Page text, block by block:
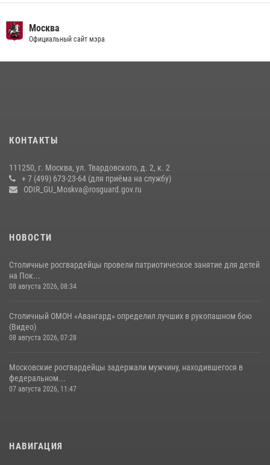
чемпионат по самбо (виео)
15 июля 2026, 14:00 8
матче в Москве обеспечила Росгвардия (видео)
Росгвардецы проверили места массового пребывания молодежи в
Москва
Официальный сайт мэра
КОНТАКТЫ
111250, г. Москва, ул. Твардовского, д. 2, к. 2
+ 7 (499) 673-23-64 (для приёма на службу)
ODIR_GU_Moskva@rosguard.gov.ru
НОВОСТИ
Столичные росгвардейцы провели патриотическое занятие для детей
на Пок...
08 августа 2026, 08:34
Столичный ОМОН «Авангард» определил лучших в рукопашном бою
(Видео)
08 августа 2026, 07:28
Московские росгвардейцы задержали мужчину, находившегося в
федеральном...
07 августа 2026, 11:47
НАВИГАЦИЯ